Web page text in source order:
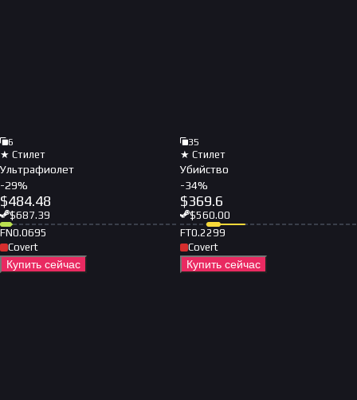
6
★ Стилет
Ультрафиолет
-29%
$484.48
$687.39
FN0.0695
Covert
Купить сейчас
35
★ Стилет
Убийство
-34%
$369.6
$560.00
FT0.2299
Covert
Купить сейчас